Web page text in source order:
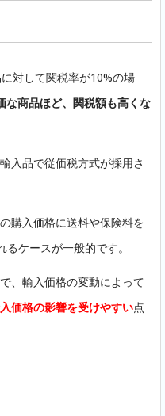
対して関税率が10%の場
な商品ほど、関税額も高くな
入品で従価税方式が採用さ
購入価格に送料や保険料を
るケースが一般的です。
、輸入価格の変動によって
価格の影響を受けやすい点